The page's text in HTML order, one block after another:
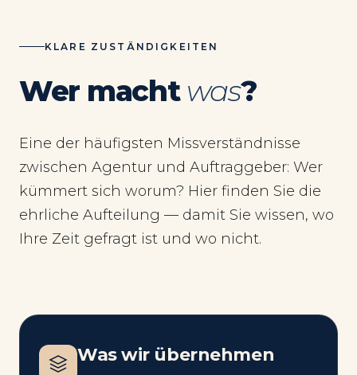
KLARE ZUSTÄNDIGKEITEN
Wer macht was?
Eine der häufigsten Missverständnisse
zwischen Agentur und Auftraggeber: Wer
kümmert sich worum? Hier finden Sie die
ehrliche Aufteilung — damit Sie wissen, wo
Ihre Zeit gefragt ist und wo nicht.
Was wir übernehmen